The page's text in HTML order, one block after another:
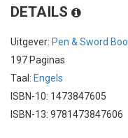
DETAILS
Uitgever: Pen & Sword
197 Paginas
Taal: Engels
ISBN-10: 1473847605
ISBN-13: 9781473847606